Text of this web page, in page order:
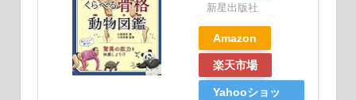
新星出版社
Amazon
楽天市場
Yahooショッ